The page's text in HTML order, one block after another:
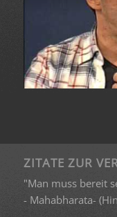
ZITATE ZUR
"Man muss bereit
- Mahabharata-